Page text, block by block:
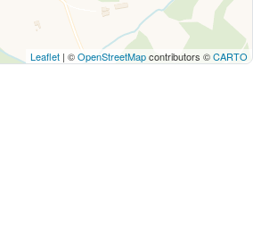
Leaflet | ©OpenStreetMapcontributors ©CARTO